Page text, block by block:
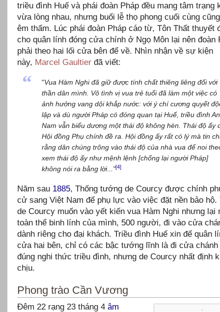
triều đình Huế và phái đoàn Pháp đều mang tâm trạng
vừa lòng nhau, nhưng buổi lễ thọ phong cuối cùng
êm thấm. Lúc phái đoàn Pháp cáo từ, Tôn Thất thuyết
cho quân lính đóng cửa chính ở Ngọ Môn lại nên đoàn
phải theo hai lối cửa bên để về. Nhìn nhận về sự kiện
này, Marcel Gaultier đã viết:
“ "Vua Hàm Nghi đã giữ được tính chất thiêng liêng đối với
thần dân mình. Vô tình vị vua trẻ tuổi đã làm một việc có
ảnh hưởng vang dội khắp nước: với ý chí cương quyết
lập và dù người Pháp có đóng quan tại Huế, triều đình An
Nam vẫn biểu dương một thái độ không hèn. Thái độ ấy
Hội đồng Phụ chính đề ra. Hội đồng ấy rất có lý mà tin
rằng dân chúng trông vào thái độ của nhà vua để noi
xem thái độ ấy như mệnh lệnh [chống lại người Pháp]
không nói ra bằng lời..."[4]
Năm sau 1885, Thống tướng de Courcy được chính
cử sang Việt Nam để phụ lực vào việc đặt nền bảo
de Courcy muốn vào yết kiến vua Hàm Nghi nhưng lại
toàn thể binh lính của mình, 500 người, đi vào cửa
dành riêng cho đại khách. Triều đình Huế xin để quân
cửa hai bên, chỉ có các bậc tướng lĩnh là đi cửa chánh
đúng nghi thức triều đình, nhưng de Courcy nhất định
chịu.
Phong trào Cần Vương
Đêm 22 rạng 23 tháng 4 âm